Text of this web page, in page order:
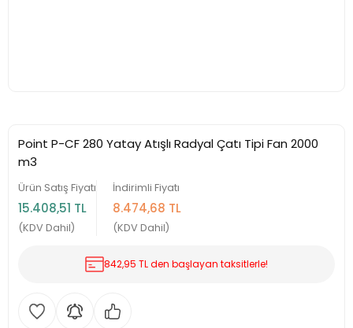
Point P-CF 280 Yatay Atışlı Radyal Çatı Tipi Fan 2000
m3
İndirimli Fiyatı
8.474,68 TL
(KDV Dahil)
Ürün Satış Fiyatı
15.408,51 TL
(KDV Dahil)
842,95 TL den başlayan taksitlerle!